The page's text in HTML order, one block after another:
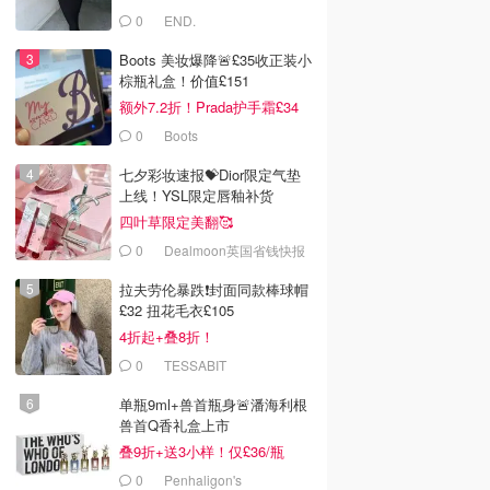
0 END.
Boots 美妆爆降🚨£35收正装小
棕瓶礼盒！价值£151
额外7.2折！Prada护手霜£34
0 Boots
七夕彩妆速报💝Dior限定气垫
上线！YSL限定唇釉补货
四叶草限定美翻🥰
0 Dealmoon英国省钱快报
拉夫劳伦暴跌❗️封面同款棒球帽
£32 扭花毛衣£105
4折起+叠8折！
0 TESSABIT
单瓶9ml+兽首瓶身🚨潘海利根
兽首Q香礼盒上市
叠9折+送3小样！仅£36/瓶
0 Penhaligon's